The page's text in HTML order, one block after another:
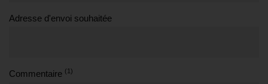
Adresse d'envoi souhaitée
Commentaire (1)